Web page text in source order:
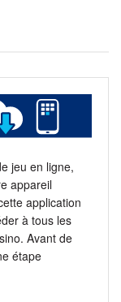
jeu en ligne,
appareil
application
à tous les
Avant de
étape